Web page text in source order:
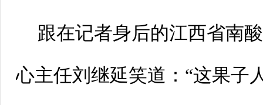
跟在记者身后的江西省南
心主任刘继延笑道：“这果子